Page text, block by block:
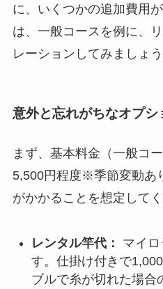
に、いくつかの追加費用
は、一般コースを例に、
レーションしてみましょう
意外と忘れがちなオプシ
まず、基本料金（一般コ
5,500円程度※季節変動あ
がかかることを想定してく
レンタル竿代：
マイ
す。仕掛け付きで
ブルで糸が切れた場合